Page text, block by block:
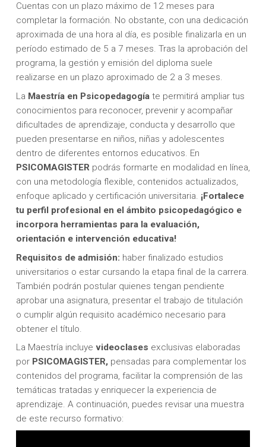
Cuentas con un plazo máximo de 12 meses para
completar la formación. No obstante, con una dedicación
aproximada de una hora al día, es posible finalizarla en un
período estimado de 5 a 7 meses. Tras la aprobación del
programa, la gestión y emisión del diploma suele
realizarse en un plazo aproximado de 2 a 3 meses.
La Maestría en Psicopedagogíate permitirá ampliar tus
conocimientos para reconocer, prevenir y acompañar
dificultades de aprendizaje, conducta y desarrollo que
pueden presentarse en niños, niñas y adolescentes
dentro de diferentes entornos educativos. En
PSICOMAGISTERpodrás formarte en modalidad en línea,
con una metodología flexible, contenidos actualizados,
enfoque aplicado y certificación universitaria. ¡Fortalece
tu perfil profesional en el ámbito psicopedagógico e
incorpora herramientas para la evaluación,
orientación e intervención educativa!
Requisitos de admisión: haber finalizado estudios
universitarios o estar cursando la etapa final de la carrera.
También podrán postular quienes tengan pendiente
aprobar una asignatura, presentar el trabajo de titulación
o cumplir algún requisito académico necesario para
obtener el título.
La Maestría incluye videoclases exclusivas elaboradas
por PSICOMAGISTER,pensadas para complementar los
contenidos del programa, facilitar la comprensión de las
temáticas tratadas y enriquecer la experiencia de
aprendizaje. A continuación, puedes revisar una muestra
de este recurso formativo: